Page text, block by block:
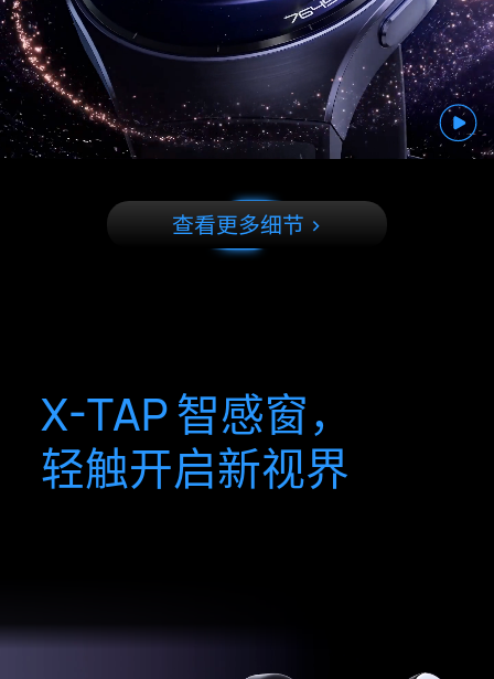
查看更多细节 >
X-TAP 智感窗，
轻触开启新视界